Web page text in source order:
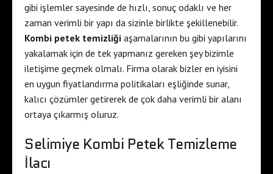
gibi işlemler sayesinde de hızlı, sonuç odaklı ve her
zaman verimli bir yapı da sizinle birlikte şekillenebilir.
Kombi petek temizliği aşamalarının bu gibi yapılarını
yakalamak için de tek yapmanız gereken şey bizimle
iletişime geçmek olmalı. Firma olarak bizler en iyisini
en uygun fiyatlandırma politikaları eşliğinde sunar,
kalıcı çözümler getirerek de çok daha verimli bir alanı
ortaya çıkarmış oluruz.
Selimiye Kombi Petek Temizleme
İlacı